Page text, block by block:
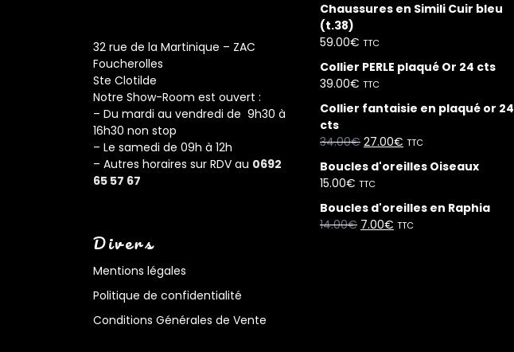
32 rue de la Martinique – ZAC
Foucherolles
Ste Clotilde
Notre Show-Room est ouvert :
– Du mardi au vendredi de 9h30 à
16h30 non stop
– Le samedi de 09h à 12h
– Autres horaires sur RDV au 0692
65 57 67
Divers
Mentions légales
Politique de confidentialité
Conditions Générales de Vente
Chaussures en Simili Cuir bleu
(t.38)
59.00€ TTC
Collier PERLE plaqué Or 24 cts
39.00€ TTC
Collier fantaisie en plaqué or 24
cts
34.00€ 27.00€ TTC
Boucles d'oreilles Oiseaux
15.00€ TTC
Boucles d'oreilles en Raphia
14.00€ 7.00€ TTC